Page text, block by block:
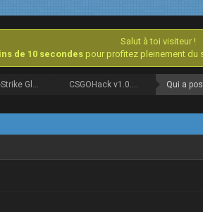
Salut à toi visiteur !
de 10 secondes pour profitez pleinement du
Counter-Strike Global Offensive [Archives] CSGOHack v1.0.3 | GlowEsp, Trigger, Bhop, Aimbot Qui a